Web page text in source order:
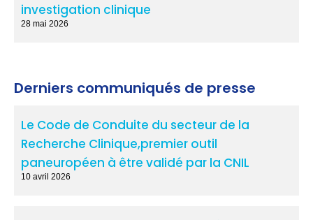
investigation clinique
28 mai 2026
Derniers communiqués de presse
Le Code de Conduite du secteur de la
Recherche Clinique,premier outil
paneuropéen à être validé par la CNIL
10 avril 2026